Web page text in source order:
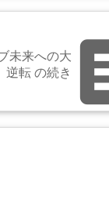
未来への大
逆転 の続き